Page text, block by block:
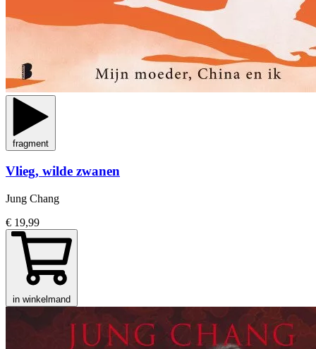
fragment
Vlieg, wilde zwanen
Jung Chang
€ 19,99
in winkelmand